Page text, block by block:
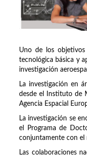
Uno de los
tecnológica básica y
investigación
La investigación en
desde el Instituto de
Agencia Espacial
La investigación se
el Programa de
conjuntamente con el
Las colaboraciones